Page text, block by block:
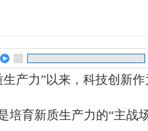
产力”以来，科技创新
培育新质生产力的“主战